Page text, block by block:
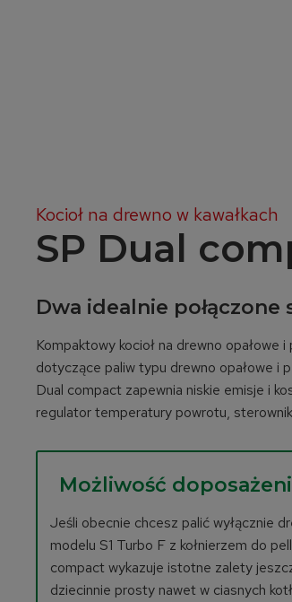
Kocioł na drewno w kawałkach
SP Dual
Dwa idealnie połączone
Kompaktowy kocioł na drewno opałowe
dotyczące paliw typu drewno opałowe i
Dual compact zapewnia niskie emisje i
regulator temperatury powrotu,
Możliwość
Jeśli obecnie chcesz palić wyłącznie
modelu S1 Turbo F z kołnierzem do
compact wykazuje istotne zalety
dziecinnie prosty nawet w ciasnych